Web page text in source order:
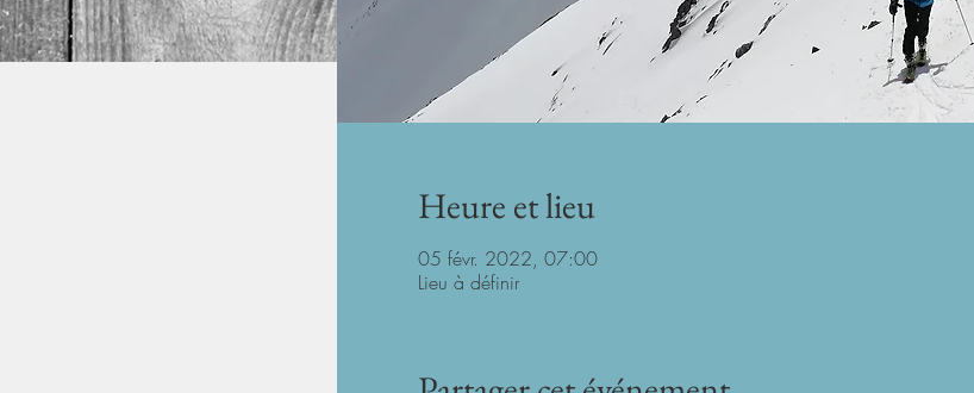
Heure et lieu
05 févr. 2022, 07:00
Lieu à définir